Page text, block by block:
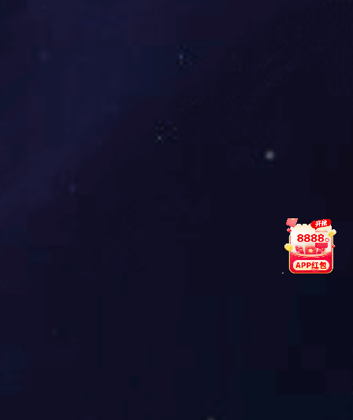
解决方案的首次落地，东升国际科技位于腾讯全球